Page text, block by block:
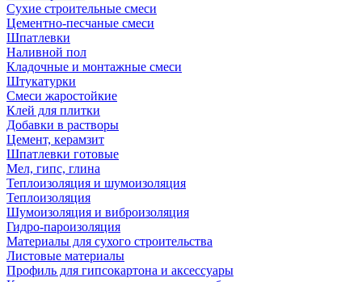
Сухие строительные смеси
Цементно-песчаные смеси
Шпатлевки
Наливной пол
Кладочные и монтажные смеси
Штукатурки
Смеси жаростойкие
Клей для плитки
Добавки в растворы
Цемент, керамзит
Шпатлевки готовые
Мел, гипс, глина
Теплоизоляция и шумоизоляция
Теплоизоляция
Шумоизоляция и виброизоляция
Гидро-пароизоляция
Материалы для сухого строительства
Листовые материалы
Профиль для гипсокартона и аксессуары